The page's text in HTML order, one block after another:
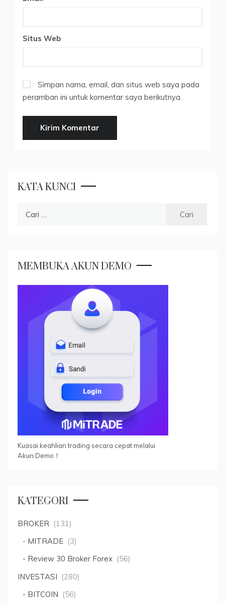
Situs Web
Simpan nama, email, dan situs web saya pada
peramban ini untuk komentar saya berikutnya.
KATA KUNCI
MEMBUKA AKUN DEMO
Kuasai keahlian trading secara cepat melalui
Akun Demo！
KATEGORI
BROKER (131)
MITRADE (3)
Review 30 Broker Forex (56)
INVESTASI (280)
BITCOIN (56)